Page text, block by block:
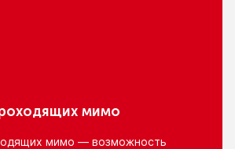
мимо
мимо — возможность